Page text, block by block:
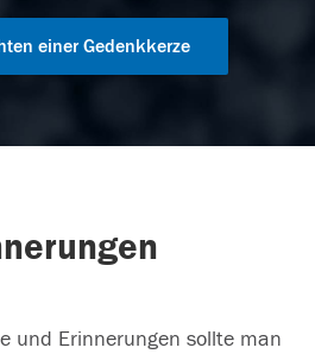
einer Gedenkkerze
und Erinnerungen sollte man